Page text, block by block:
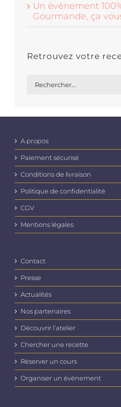
Un évènement
Gourmande, ça
Retrouvez votre
A propos
Paiement sécurisé
Conditions de livraison
Politique de confidentialité
CGV
Mentions légales
Contact
Presse
Actualités
Nos partenaires
Découvrir l’atelier
Chercher une recette
Réserver un cours
Organiser un évènement